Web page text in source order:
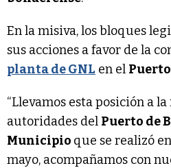
En la misiva, los bloques
sus acciones a favor de la
planta de GNL en el
“Llevamos esta posición a
autoridades del Puerto de
Municipio que se realizó
mayo, acompañamos con